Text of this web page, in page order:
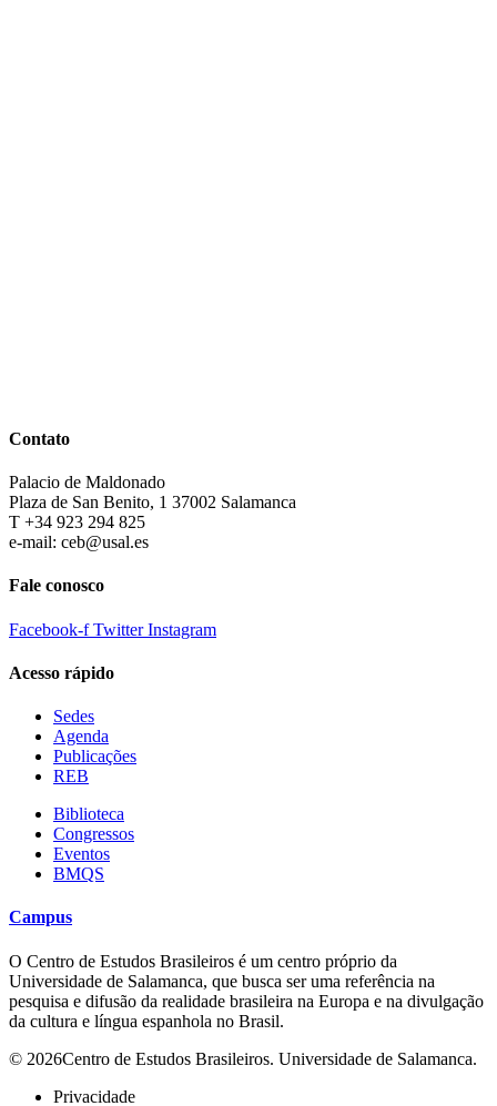
Contato
Palacio de Maldonado
Plaza de San Benito, 1 37002 Salamanca
T +34 923 294 825
e-mail: ceb@usal.es
Fale conosco
Facebook-f Twitter Instagram
Acesso rápido
Sedes
Agenda
Publicações
REB
Biblioteca
Congressos
Eventos
BMQS
Campus
O Centro de Estudos Brasileiros é um centro próprio da
Universidade de Salamanca, que busca ser uma referência na
pesquisa e difusão da realidade brasileira na Europa e na divulgação
da cultura e língua espanhola no Brasil.
© 2026Centro de Estudos Brasileiros. Universidade de Salamanca.
Privacidade